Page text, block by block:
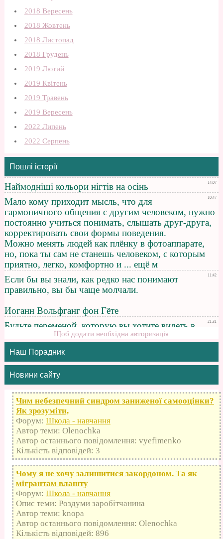
2018 Вересень
2018 Жовтень
2018 Листопад
2018 Грудень
2019 Лютий
2019 Квітень
2019 Травень
2019 Вересень
2022 Липень
2022 Серпень
Пошлі історії
Щоб додати необхідна авторизація
Наш Порадник
Новини сайту
Чим небезпечний синдром заниженої самооцінки?
Як зрозуміти,
Форум: Школа - навчання
Автор теми: Olenochka
Автор останнього повідомлення: vyefimenko
Кількість відповідей: 3
Чому я не хочу залишитися закордоном. Та як
мігрантам влашту
Форум: Школа - навчання
Опис теми: Роздуми заробітчанина
Автор теми: knopa
Автор останнього повідомлення: Olenochka
Кількість відповідей: 896